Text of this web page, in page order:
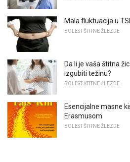
Mala fluktuacija u
BOLEST ŠTITNE ŽLEZDE
Da li je vaša štitna
izgubiti težinu?
BOLEST ŠTITNE ŽLEZDE
Esencijalne masne
Erasmusom
BOLEST ŠTITNE ŽLEZDE